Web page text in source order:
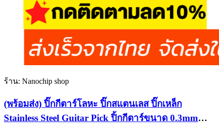
ร้าน: Nanochip shop
(พร้อมส่ง) ปิ๊กกีตาร์โลหะ ปิ๊กสแตนเลส ปิ๊กเหล็ก
Stainless Steel Guitar Pick ปิ้กกีตาร์ขนาด 0.3mm